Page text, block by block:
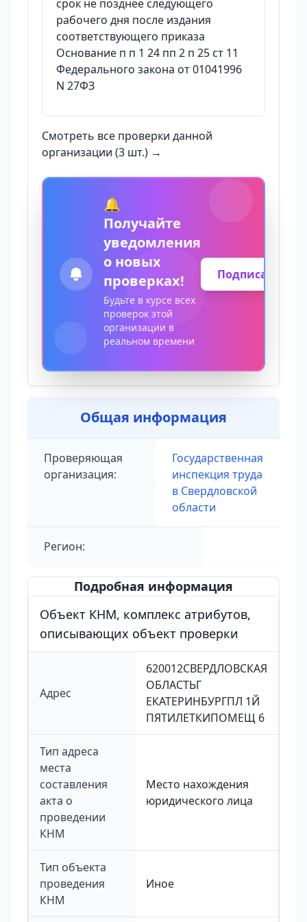
срок не позднее следующего
рабочего дня после издания
соответствующего приказа
Основание п п 1 24 пп 2 п 25 ст 11
Федерального закона от 01041996
N 27ФЗ
Смотреть все проверки данной
организации (3 шт.) →
🔔
Получайте
уведомления
о новых
проверках!
Будьте в курсе всех
проверок этой
организации в
реальном времени
Подписаться
Общая информация
Проверяющая
организация:
Государственная
инспекция труда
в Свердловской
области
Регион:
Подробная информация
Объект КНМ, комплекс атрибутов,
описывающих объект проверки
Адрес
620012СВЕРДЛОВСКАЯ
ОБЛАСТЬГ
ЕКАТЕРИНБУРГПЛ 1Й
ПЯТИЛЕТКИПОМЕЩ 6
Тип адреса
места
составления
акта о
проведении
КНМ
Место нахождения
юридического лица
Тип объекта
проведения
КНМ
Иное